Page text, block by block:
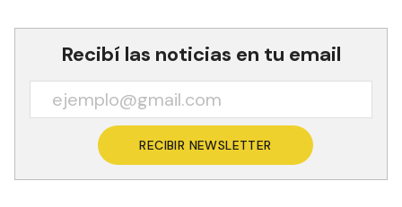
Recibí las noticias en tu email
RECIBIR NEWSLETTER